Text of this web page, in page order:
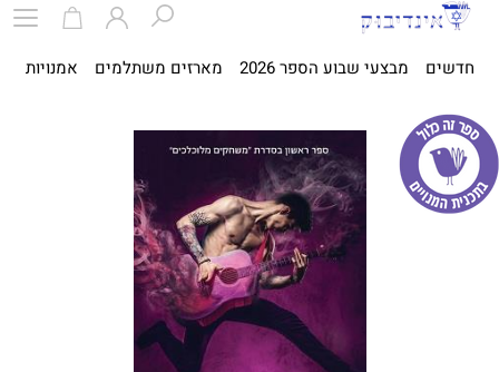
חדשים מבצעי שבוע הספר 2026 מארזים משתלמים אמנויות